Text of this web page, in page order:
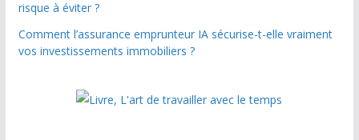
risque à éviter ?
Comment l’assurance emprunteur IA sécurise-t-elle vraiment
vos investissements immobiliers ?